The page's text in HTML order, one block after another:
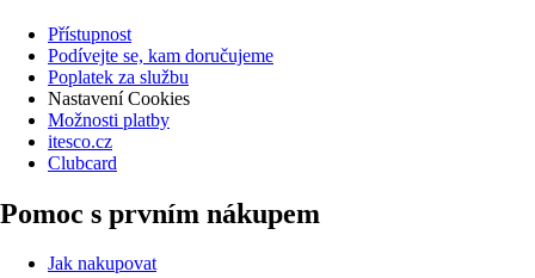
Přístupnost
Podívejte se, kam doručujeme
Poplatek za službu
Nastavení Cookies
Možnosti platby
itesco.cz
Clubcard
Pomoc s prvním nákupem
Jak nakupovat